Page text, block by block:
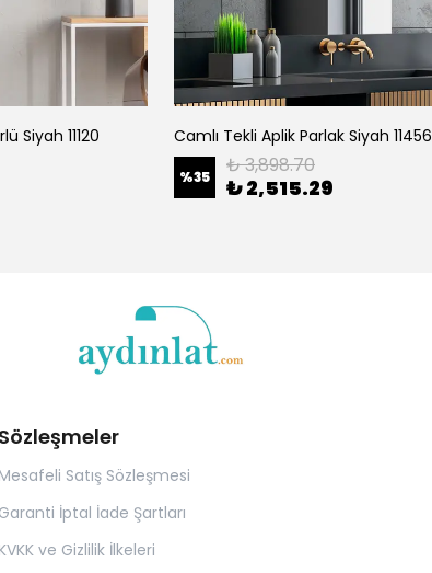
Siyah 11120 Camlı Tekli Aplik Parlak Siyah 11456
%35 ₺ 3,898.70
₺ 2,515.29
Sözleşmeler
Mesafeli Satış Sözleşmesi
Garanti İptal İade Şartları
KVKK ve Gizlilik İlkeleri